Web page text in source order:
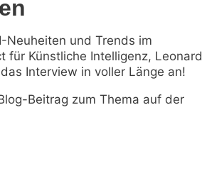
Neuheiten und Trends im
für Künstliche Intelligenz, Leonard
Interview in voller Länge an!
Beitrag zum Thema auf der